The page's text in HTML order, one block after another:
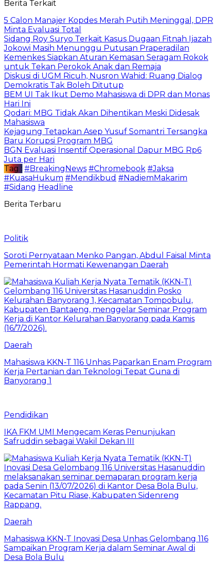
Berita Terkait
5 Calon Manajer Kopdes Merah Putih Meninggal, DPR
Minta Evaluasi Total
Sidang Roy Suryo Terkait Kasus Dugaan Fitnah Ijazah
Jokowi Masih Menunggu Putusan Praperadilan
Kemenkes Siapkan Aturan Kemasan Seragam Rokok
untuk Tekan Perokok Anak dan Remaja
Diskusi di UGM Ricuh, Nusron Wahid: Ruang Dialog
Demokratis Tak Boleh Ditutup
BEM UI Tak Ikut Demo Mahasiswa di DPR dan Monas
Hari Ini
Qodari: MBG Tidak Akan Dihentikan Meski Didesak
Mahasiswa
Kejagung Tetapkan Asep Yusuf Somantri Tersangka
Baru Korupsi Program MBG
BGN Evaluasi Insentif Operasional Dapur MBG Rp6
Juta per Hari
Tag : #BreakingNews #Chromebook #Jaksa
#KuasaHukum #Mendikbud #NadiemMakarim
#Sidang Headline
Berita Terbaru
Politik
Soroti Pernyataan Menko Pangan, Abdul Faisal Minta
Pemerintah Hormati Kewenangan Daerah
Daerah
Mahasiswa KKN-T 116 Unhas Paparkan Enam Program
Kerja Pertanian dan Teknologi Tepat Guna di
Banyorang 1
Pendidikan
IKA FKM UMI Mengecam Keras Penunjukan
Safruddin sebagai Wakil Dekan III
Daerah
Mahasiswa KKN-T Inovasi Desa Unhas Gelombang 116
Sampaikan Program Kerja dalam Seminar Awal di
Desa Bola Bulu